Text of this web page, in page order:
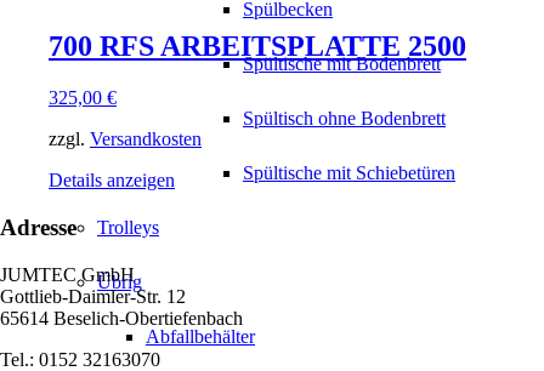
Spülbecken
Spültische mit Bodenbrett
Spültisch ohne Bodenbrett
Spültische mit Schiebetüren
Trolleys
Übrig
Abfallbehälter
700 RFS ARBEITSPLATTE 2500
325,00 €
zzgl. Versandkosten
Details anzeigen
Adresse
JUMTEC GmbH
Gottlieb-Daimler-Str. 12
65614 Beselich-Obertiefenbach
Tel.: 0152 32163070